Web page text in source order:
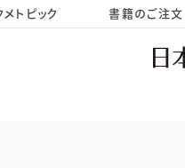
メトピック 書籍のご注文